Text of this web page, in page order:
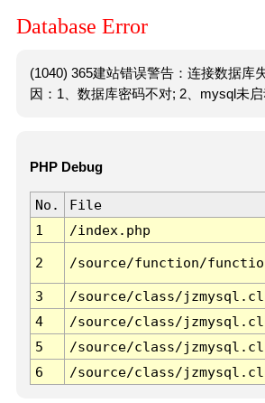
Database Error
(1040) 365建站错误警告：连接数据库
因：1、数据库密码不对; 2、mysql未启
PHP Debug
No. File
1
/index.php
2 /source/function/
3 /source/class/
4
/source/class/
5
/source/class/
6
/source/class/